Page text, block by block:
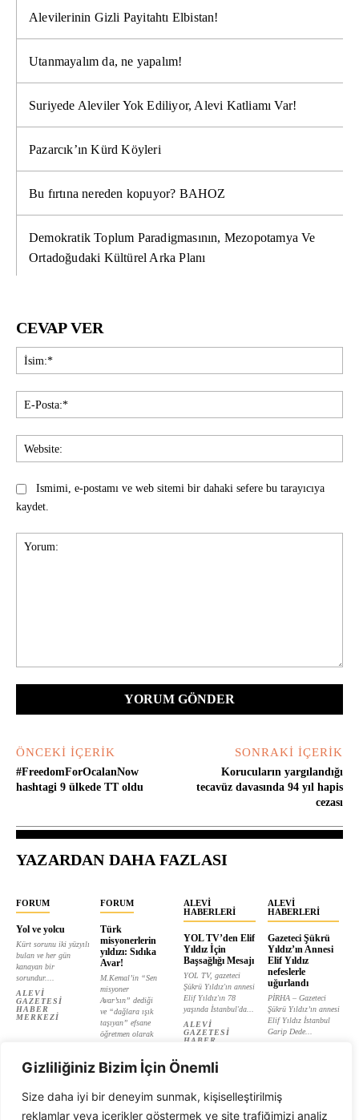
Gizliliğiniz Bizim İçin Önemli
Size daha iyi bir deneyim sunmak, kişiselleştirilmiş
reklamlar veya içerikler göstermek ve site trafiğimizi analiz
Alevilerinin Gizli Payitahtı Elbistan!
Utanmayalım da, ne yapalım!
Suriyede Aleviler Yok Ediliyor, Alevi Katliamı Var!
Pazarcık’ın Kürd Köyleri
Bu fırtına nereden kopuyor? BAHOZ
Demokratik Toplum Paradigmasının, Mezopotamya Ve
Ortadoğudaki Kültürel Arka Planı
CEVAP VER
Ismimi, e-postamı ve web sitemi bir dahaki sefere bu tarayıcıya
kaydet.
ÖNCEKI İÇERIK
#FreedomForOcalanNow
hashtagi 9 ülkede TT oldu
SONRAKI İÇERIK
Korucuların yargılandığı
tecavüz davasında 94 yıl hapis
cezası
YAZARDAN DAHA FAZLASI
FORUM
Yol ve yolcu
Kürt sorunu iki yüzyılı
bulan ve her gün
kanayan bir
sorundur....
ALEVI
GAZETESI
HABER
MERKEZI
FORUM
Türk
misyonerlerin
yıldızı: Sıdıka
Avar!
M.Kemal’in “Sen
misyoner
Avar’sın” dediği
ve “dağlara ışık
taşıyan” efsane
öğretmen olarak
ALEVI
GAZETESI
ALEVI
HABERLERI
YOL TV’den Elif
Yıldız İçin
Başsağlığı Mesajı
YOL TV, gazeteci
Şükrü Yıldız'ın annesi
Elif Yıldız'ın 78
yaşında İstanbul'da...
ALEVI
GAZETESI
HABER
ALEVI
HABERLERI
Gazeteci Şükrü
Yıldız’ın Annesi
Elif Yıldız
nefeslerle
uğurlandı
PİRHA – Gazeteci
Şükrü Yıldız’ın annesi
Elif Yıldız İstanbul
Garip Dede...